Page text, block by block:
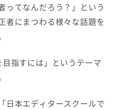
ってなんだろう？」という
者にまつわる様々な話題を
指すには」というテーマ
日本エディタースクールで